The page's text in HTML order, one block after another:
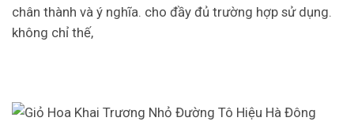
chân thành và ý nghĩa. cho đầy đủ trường hợp sử dụng.
không chỉ thế,